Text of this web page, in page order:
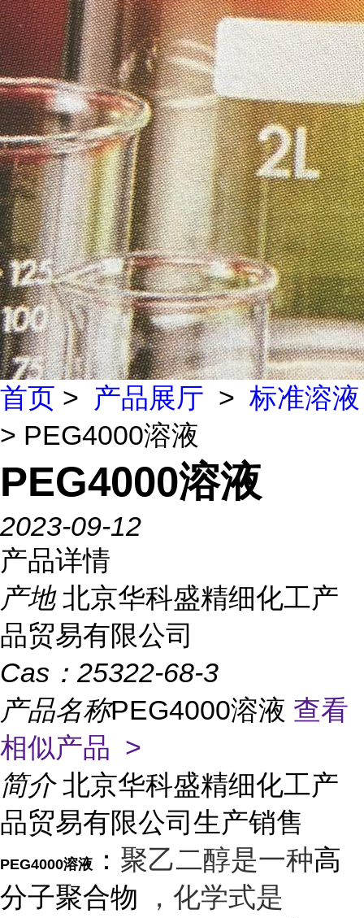
首页 > 产品展厅 > 标准溶液
> PEG4000溶液
PEG4000溶液
2023-09-12
产品详情
产地 北京华科盛精细化工产
品贸易有限公司
Cas： 25322-68-3
产品名称PEG4000溶液 查看
相似产品 >
简介 北京华科盛精细化工产
品贸易有限公司生产销售
PEG4000溶液 ： 聚乙二醇是一种高
分子聚合物
，化学式是